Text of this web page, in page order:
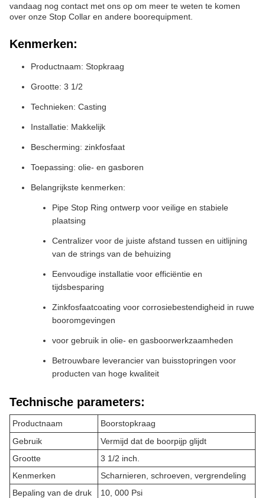
vandaag nog contact met ons op om meer te weten te komen
over onze Stop Collar en andere boorequipment.
Kenmerken:
Productnaam: Stopkraag
Grootte: 3 1/2
Technieken: Casting
Installatie: Makkelijk
Bescherming: zinkfosfaat
Toepassing: olie- en gasboren
Belangrijkste kenmerken:
Pipe Stop Ring ontwerp voor veilige en stabiele
plaatsing
Centralizer voor de juiste afstand tussen en uitlijning
van de strings van de behuizing
Eenvoudige installatie voor efficiëntie en
tijdsbesparing
Zinkfosfaatcoating voor corrosiebestendigheid in ruwe
booromgevingen
voor gebruik in olie- en gasboorwerkzaamheden
Betrouwbare leverancier van buisstopringen voor
producten van hoge kwaliteit
Technische parameters:
Productnaam
Boorstopkraag
Gebruik
Vermijd dat de boorpijp glijdt
Grootte
3 1/2 inch.
Kenmerken
Scharnieren, schroeven, vergrendeling
Bepaling van de druk
10, 000 Psi